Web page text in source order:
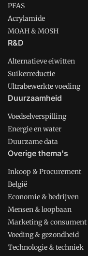
PFAS
Acrylamide
MOAH & MOSH
R&D
Alternatieve eiwitten
Suikerreductie
Ultrabewerkte voeding
Duurzaamheid
Voedselverspilling
Energie en water
Duurzame data
Overige thema's
Inkoop & Procurement
België
Economie & bedrijven
Mensen & loopbaan
Marketing & consument
Voeding & gezondheid
Technologie & techniek